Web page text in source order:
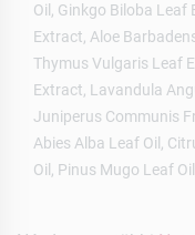
Oil, Ginkgo Biloba
Extract, Aloe
Thymus Vulgaris Leaf
Extract, Lavandula
Juniperus Communis
Abies Alba Leaf Oil,
Oil, Pinus Mugo Leaf